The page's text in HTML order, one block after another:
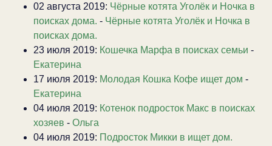
02 августа 2019: Чёрные котята Уголёк и Ночка в
поисках дома. - Чёрные котята Уголёк и Ночка в
поисках дома.
23 июля 2019: Кошечка Марфа в поисках семьи -
Екатерина
17 июля 2019: Молодая Кошка Кофе ищет дом -
Екатерина
04 июля 2019: Котенок подросток Макс в поисках
хозяев - Ольга
04 июля 2019: Подросток Микки в ищет дом.